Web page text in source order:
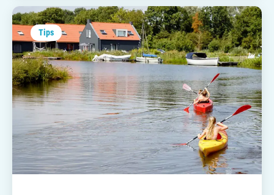
bestemmingen?
Tips